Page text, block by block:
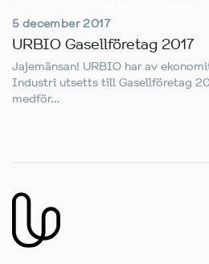
5 december 2017
URBIO Gasellföretag 2017
Jajemänsan! URBIO har av
Industri utsetts till Gasellföretag
medför...